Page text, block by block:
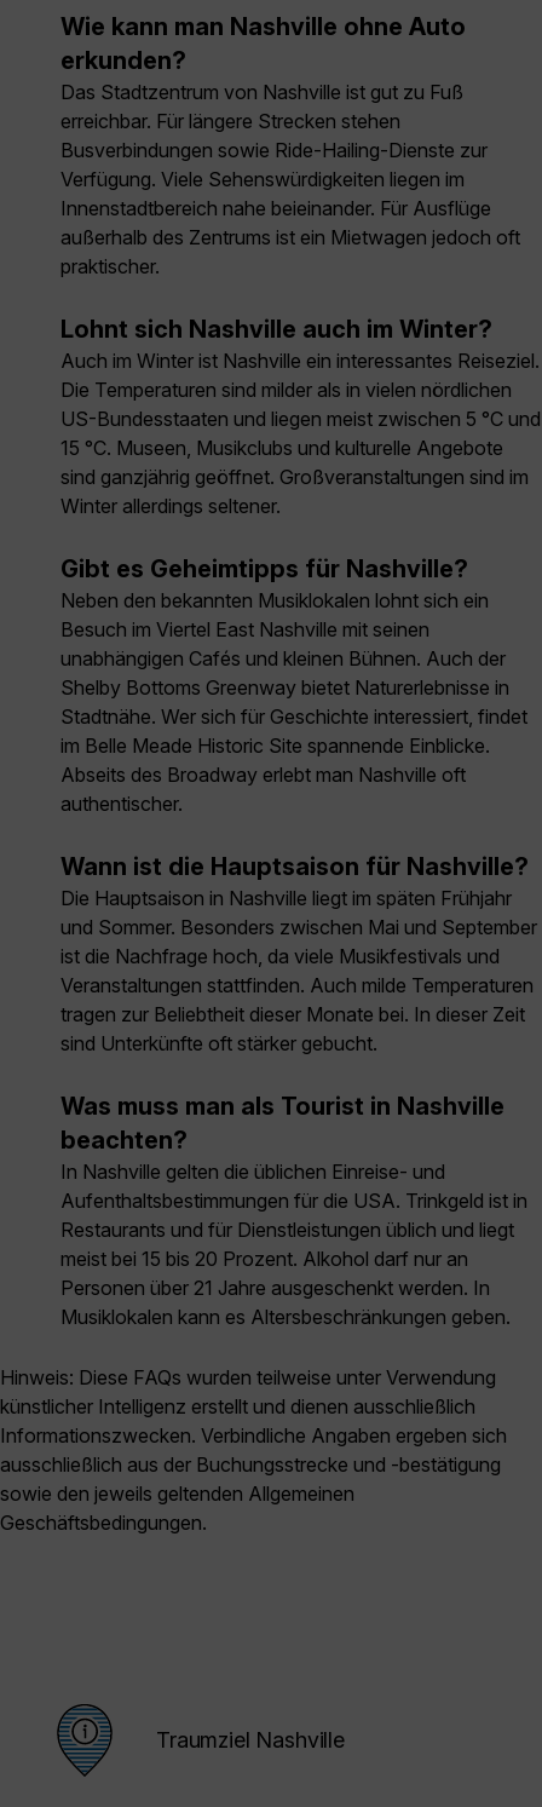
Wie kann man Nashville ohne Auto
erkunden?
Das Stadtzentrum von Nashville ist gut zu Fuß
erreichbar. Für längere Strecken stehen
Busverbindungen sowie Ride-Hailing-Dienste zur
Verfügung. Viele Sehenswürdigkeiten liegen im
Innenstadtbereich nahe beieinander. Für Ausflüge
außerhalb des Zentrums ist ein Mietwagen jedoch oft
praktischer.
Lohnt sich Nashville auch im Winter?
Auch im Winter ist Nashville ein interessantes Reiseziel.
Die Temperaturen sind milder als in vielen nördlichen
US-Bundesstaaten und liegen meist zwischen 5 °C und
15 °C. Museen, Musikclubs und kulturelle Angebote
sind ganzjährig geöffnet. Großveranstaltungen sind im
Winter allerdings seltener.
Gibt es Geheimtipps für Nashville?
Neben den bekannten Musiklokalen lohnt sich ein
Besuch im Viertel East Nashville mit seinen
unabhängigen Cafés und kleinen Bühnen. Auch der
Shelby Bottoms Greenway bietet Naturerlebnisse in
Stadtnähe. Wer sich für Geschichte interessiert, findet
im Belle Meade Historic Site spannende Einblicke.
Abseits des Broadway erlebt man Nashville oft
authentischer.
Wann ist die Hauptsaison für Nashville?
Die Hauptsaison in Nashville liegt im späten Frühjahr
und Sommer. Besonders zwischen Mai und September
ist die Nachfrage hoch, da viele Musikfestivals und
Veranstaltungen stattfinden. Auch milde Temperaturen
tragen zur Beliebtheit dieser Monate bei. In dieser Zeit
sind Unterkünfte oft stärker gebucht.
Was muss man als Tourist in Nashville
beachten?
In Nashville gelten die üblichen Einreise- und
Aufenthaltsbestimmungen für die USA. Trinkgeld ist in
Restaurants und für Dienstleistungen üblich und liegt
meist bei 15 bis 20 Prozent. Alkohol darf nur an
Personen über 21 Jahre ausgeschenkt werden. In
Musiklokalen kann es Altersbeschränkungen geben.
Hinweis: Diese FAQs wurden teilweise unter Verwendung
künstlicher Intelligenz erstellt und dienen ausschließlich
Informationszwecken. Verbindliche Angaben ergeben sich
ausschließlich aus der Buchungsstrecke und -bestätigung
sowie den jeweils geltenden Allgemeinen
Geschäftsbedingungen.
Traumziel Nashville